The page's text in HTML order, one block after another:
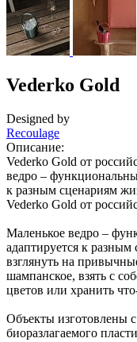
Vederko Gold
Designed by
Recoulage
Описание:
Vederko Gold от
ведро –
к разным сценариям
Vederko Gold от
Маленькое ведро –
адаптируется к
взглянуть на
шампанское, взять с
цветов или хранить
Объекты изготовлены
биоразлагаемого